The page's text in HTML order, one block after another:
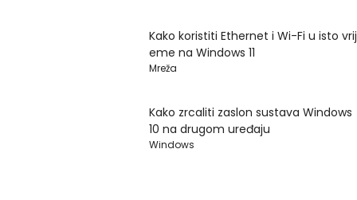
Kako koristiti Ethernet i Wi-Fi u isto vrij
eme na Windows 11
Mreža
Kako zrcaliti zaslon sustava Windows
10 na drugom uređaju
Windows